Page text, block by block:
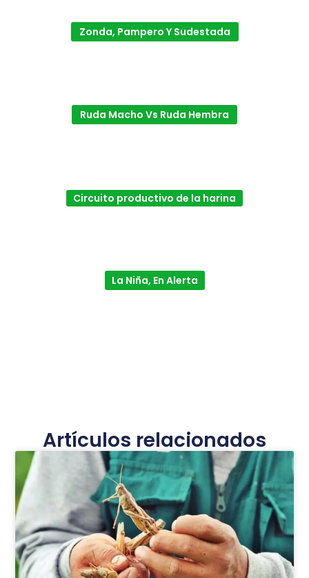
Zonda, Pampero Y Sudestada
Ruda Macho Vs Ruda Hembra
Circuito productivo de la harina
La Niña, En Alerta
Artículos relacionados